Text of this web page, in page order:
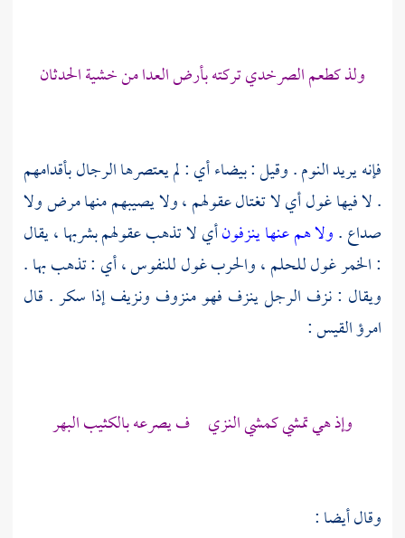
ولذ كطعم الصرخدي تركته بأرض العدا من خشية الحدثان
فإنه يريد النوم . وقيل : بيضاء أي : لم يعتصرها الرجال بأقدامهم
. لا فيها غول أي لا تغتال عقولهم ، ولا يصيبهم منها مرض ولا
صداع .ولا هم عنها ينزفونأي لا تذهب عقولهم بشربها ، يقال
: الخمر غول للحلم ، والحرب غول للنفوس ، أي : تذهب بها .
ويقال : نزف الرجل ينزف فهو منزوف ونزيف إذا سكر . قال
امرؤ القيس:
وإذ هي تمشي كمشي النزي ف يصرعه بالكثيب البهر
وقال أيضا :